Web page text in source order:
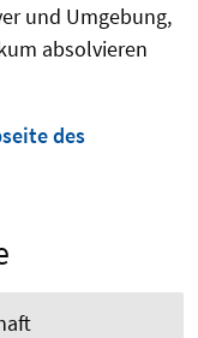
und Umgebung,
absolvieren
des